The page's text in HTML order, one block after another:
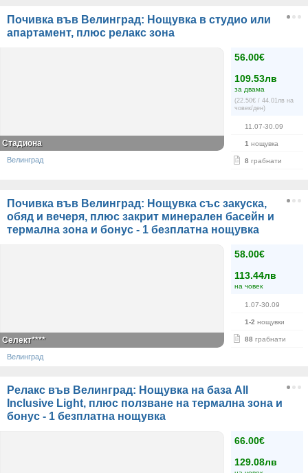
Почивка във Велинград: Нощувка в студио или
апартамент, плюс релакс зона
56.00€
109.53лв
за двама
(22.50€ / 44.01лв на
човек/ден)
11.07-30.09
1 нощувка
8 грабнати
Стадиона
Велинград
Почивка във Велинград: Нощувка със закуска,
обяд и вечеря, плюс закрит минерален басейн и
термална зона и бонус - 1 безплатна нощувка
58.00€
113.44лв
на човек
1.07-30.09
1-2 нощувки
88 грабнати
Селект****
Велинград
Релакс във Велинград: Нощувка на база All
Inclusive Light, плюс ползване на термална зона и
бонус - 1 безплатна нощувка
66.00€
129.08лв